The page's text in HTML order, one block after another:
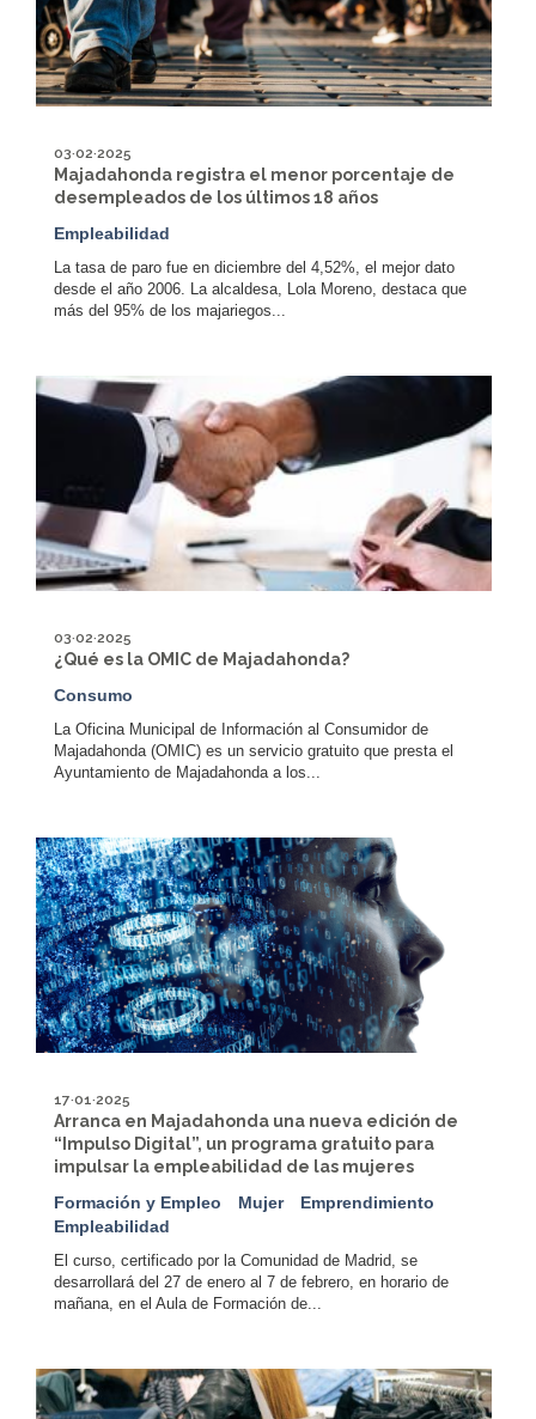
03·02·2025
Majadahonda registra el menor porcentaje de
desempleados de los últimos 18 años
Empleabilidad
La tasa de paro fue en diciembre del 4,52%, el mejor dato
desde el año 2006. La alcaldesa, Lola Moreno, destaca que
más del 95% de los majariegos...
03·02·2025
¿Qué es la OMIC de Majadahonda?
Consumo
La Oficina Municipal de Información al Consumidor de
Majadahonda (OMIC) es un servicio gratuito que presta el
Ayuntamiento de Majadahonda a los...
17·01·2025
Arranca en Majadahonda una nueva edición de
“Impulso Digital”, un programa gratuito para
impulsar la empleabilidad de las mujeres
Formación y Empleo
Mujer
Emprendimiento
Empleabilidad
El curso, certificado por la Comunidad de Madrid, se
desarrollará del 27 de enero al 7 de febrero, en horario de
mañana, en el Aula de Formación de...